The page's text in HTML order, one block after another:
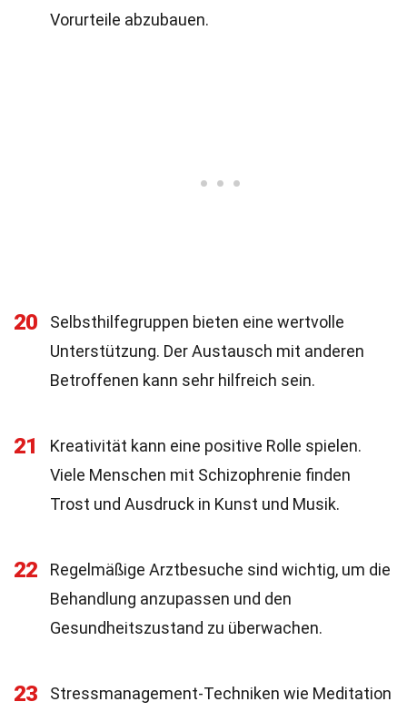
Vorurteile abzubauen.
20
Selbsthilfegruppen bieten eine wertvolle
Unterstützung. Der Austausch mit anderen
Betroffenen kann sehr hilfreich sein.
21
Kreativität kann eine positive Rolle spielen.
Viele Menschen mit Schizophrenie finden
Trost und Ausdruck in Kunst und Musik.
22
Regelmäßige Arztbesuche sind wichtig, um die
Behandlung anzupassen und den
Gesundheitszustand zu überwachen.
23
Stressmanagement-Techniken wie Meditation